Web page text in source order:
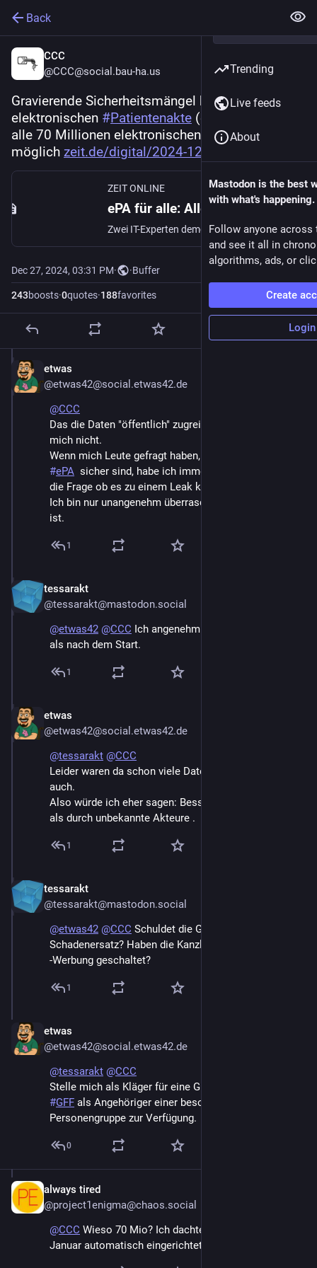
Back
CCC
@CCC@social.bau-ha.us
Gravierende Sicherheitsmängel bei der
elektronischen #Patientenakte (ePA): Zugriff auf
alle 70 Millionen elektronischen Patientenakten
möglich zeit.de/digital/2024-12/elektr
ZEIT ONLINE
ePA für alle: Alle 70 Millionen elektronischen Patientenakten für Hacker zugänglich
Zwei IT-Experten demonstrieren auf dem CCC-Kongress in Hamburg, wie leicht sie auf elektronische Patientenakten zugreifen konnten. Sie warnen vor Vertrauensverlust.
Dec 27, 2024, 03:31 PM· ·Buffer
243boosts·0quotes·188favorites
etwas
@etwas42@social.etwas42.de
@CCC
Das die Daten "öffentlich" zugreifbar sind überrascht
mich nicht.
#ePA
  sicher sind, habe ich immer gesagt: Es ist nicht
die Frage ob es zu einem Leak kommt, sondern wann.
Ich bin nur unangenehm überrascht, dass es so früh
ist.
1
tessarakt
@tessarakt@mastodon.social
@etwas42 @CCC Ich angenehm. Besser vor dem Start
als nach dem Start.
1
etwas
@etwas42@social.etwas42.de
@tessarakt @CCC
Leider waren da schon viele Daten drinnen. Meine
auch.
Also würde ich eher sagen: Besser durch den
als durch unbekannte Akteure .
1
tessarakt
@tessarakt@mastodon.social
@etwas42 @CCC Schuldet die Gematik jetzt
Schadenersatz? Haben die Kanzleien schon Facebook
-Werbung geschaltet?
1
etwas
@etwas42@social.etwas42.de
@tessarakt @CCC
#GFF als Angehöriger einer besonders vulnerabelen
Personengruppe zur Verfügung.
0
always tired
@project1enigma@chaos.social
@CCC Wieso 70 Mio? Ich dachte, die sind erst ab
Januar automatisch eingerichtet?
Trending
Live feeds
About
Mastodon is the best
with what's happening.
Follow anyone across
and see it all in
algorithms, ads, or
Create
Login